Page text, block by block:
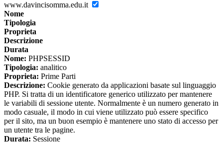
www.davincisomma.edu.it
Nome
Tipologia
Proprieta
Descrizione
Durata
Nome: PHPSESSID
Tipologia: analitico
Proprieta: Prime Parti
Descrizione: Cookie generato da applicazioni basate sul linguaggio
PHP. Si tratta di un identificatore generico utilizzato per mantenere
le variabili di sessione utente. Normalmente è un numero generato in
modo casuale, il modo in cui viene utilizzato può essere specifico
per il sito, ma un buon esempio è mantenere uno stato di accesso per
un utente tra le pagine.
Durata: Sessione